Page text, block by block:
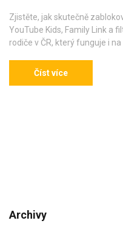
Zjistěte, jak skutečně
YouTube Kids, Family Link a
rodiče v ČR, který funguje i
Číst více
Archivy